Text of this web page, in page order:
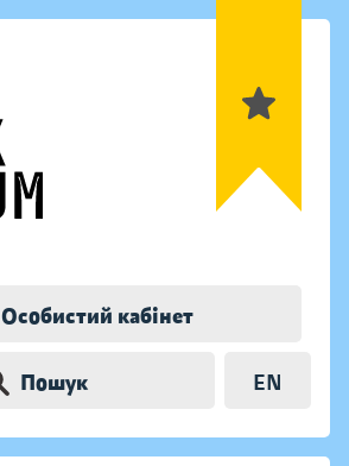
Особистий кабінет
Пошук EN